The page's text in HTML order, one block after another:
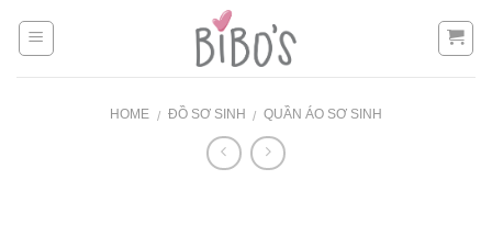
HOME / ĐỒ SƠ SINH / QUẦN ÁO SƠ SINH